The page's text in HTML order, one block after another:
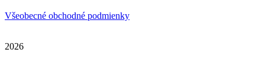
Všeobecné obchodné podmienky
2026